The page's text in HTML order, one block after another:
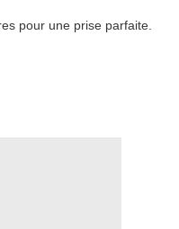
pour une prise parfaite.